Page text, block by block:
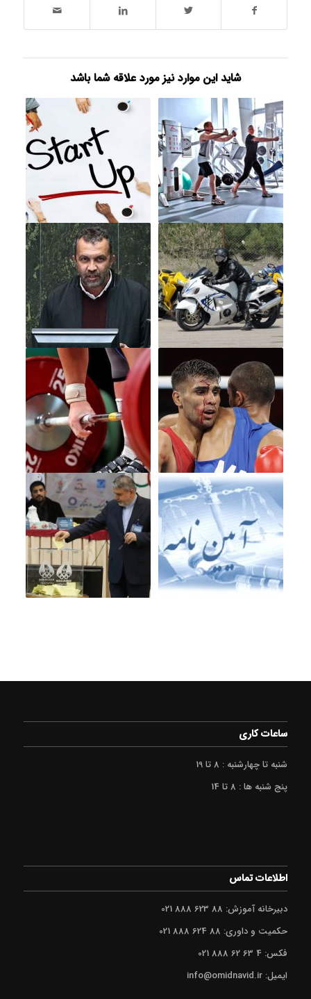
شاید این موارد نیز مورد علاقه شما باشد
ساعات کاری
شنبه تا چهارشنبه : 8 تا 19
پنج شنبه ها : 8 تا 14
اطلاعات تماس
دبیرخانه آموزش: 88 623 888 021
حکمیت و داوری: 88 624 888 021
فکس: 4 63 62 888 021
ایمیل: info@omidnavid.ir